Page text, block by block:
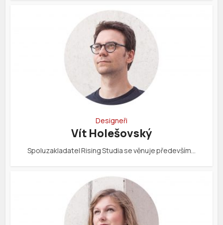
Designeři
Vít Holešovský
Spoluzakladatel Rising Studia se věnuje především…